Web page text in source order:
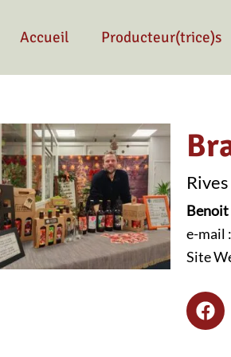
Accueil Producteur(trice)s
Rives
e-mail
Site
F
a
c